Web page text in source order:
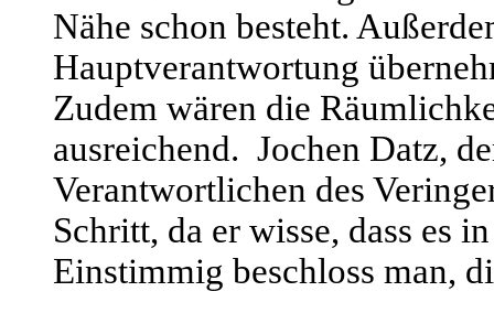
Nähe schon besteht.
Hauptverantwortung
Zudem wären die
ausreichend. Jochen Datz,
Verantwortlichen des
Schritt, da er wisse, dass es
Einstimmig beschloss man,